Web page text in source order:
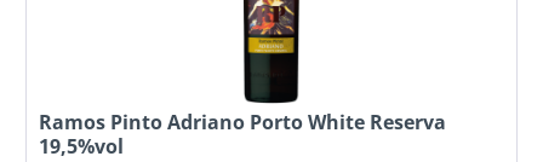
Ramos Pinto Adriano Porto White Reserva
19,5%vol